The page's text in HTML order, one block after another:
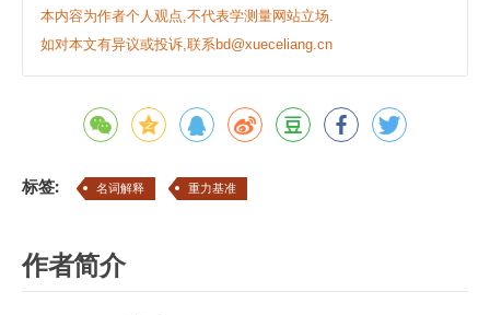
本内容为作者个人观点,不代表学测量网站立场.
如对本文有异议或投诉,联系bd@xueceliang.cn
标签: 名词解释 重力基准
作者简介